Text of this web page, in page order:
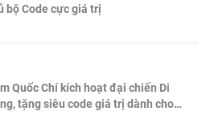
bộ Code cực giá trị
Quốc Chí kích hoạt đại chiến Di
tặng siêu code giá trị dành cho